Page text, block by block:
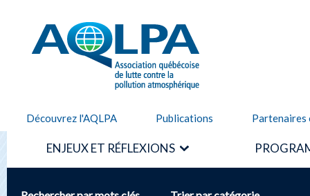
AQLPA
Découvrez l'AQLPA Publications Partenaires
ENJEUX ET RÉFLEXIONS